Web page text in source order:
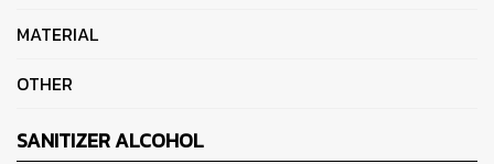
MATERIAL
OTHER
SANITIZER ALCOHOL